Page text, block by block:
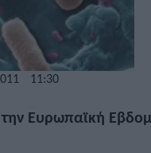
11:30
Ευρωπαϊκή